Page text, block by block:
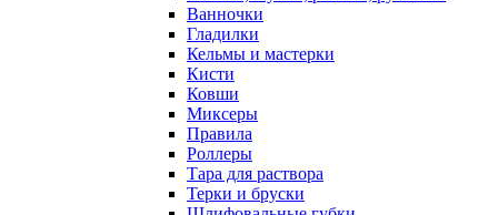
Ванночки
Гладилки
Кельмы и мастерки
Кисти
Ковши
Миксеры
Правила
Роллеры
Тара для раствора
Терки и бруски